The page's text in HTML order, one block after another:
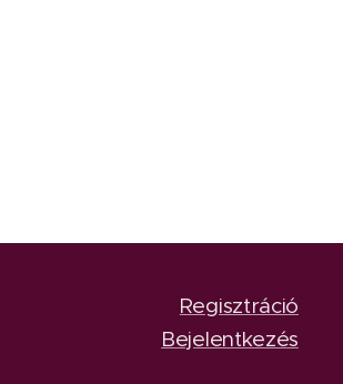
Regisztráció
Bejelentkezés